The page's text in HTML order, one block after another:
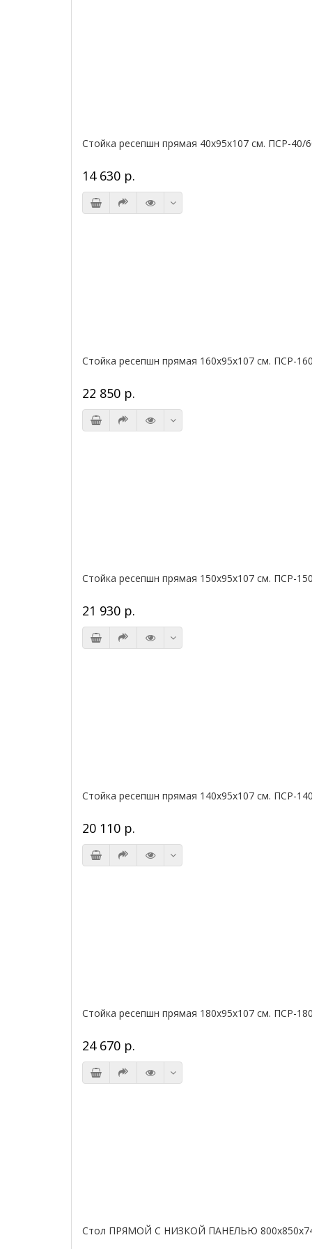
Стойка ресепшн прямая 40х95х107 см. ПСР-40/
14 630 р.
Стойка ресепшн прямая 160х95х107 см. ПСР-
22 850 р.
Стойка ресепшн прямая 150х95х107 см. ПСР-
21 930 р.
Стойка ресепшн прямая 140х95х107 см. ПСР-
20 110 р.
Стойка ресепшн прямая 180х95х107 см. ПСР-
24 670 р.
Стол ПРЯМОЙ С НИЗКОЙ ПАНЕЛЬЮ